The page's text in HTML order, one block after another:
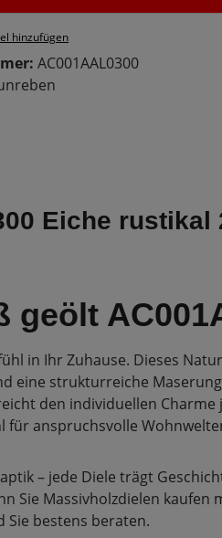
hinzufügen
AC001AAL0300
Eiche rustikal
in Ihr Zuhause. Dieses
eine strukturreiche
den individuellen Charme
für anspruchsvolle
– jede Diele trägt
Sie Massivholzdielen kaufen
Sie bestens beraten.